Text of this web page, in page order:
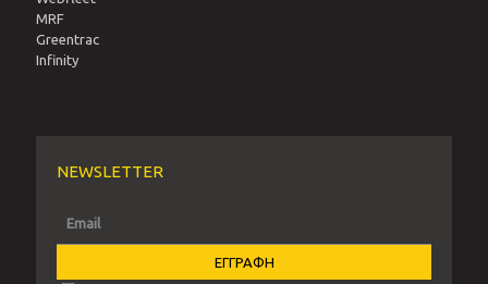
MRF
Greentrac
Infinity
NEWSLETTER